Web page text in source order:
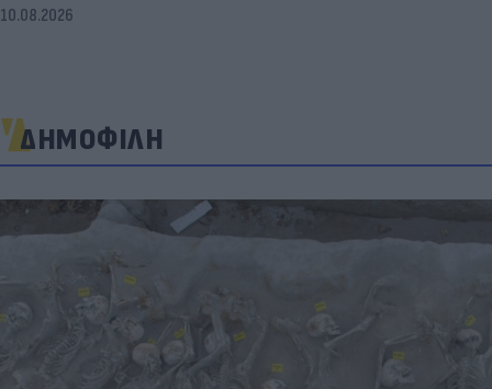
10.08.2026
ΔΗΜΟΦΙΛΗ